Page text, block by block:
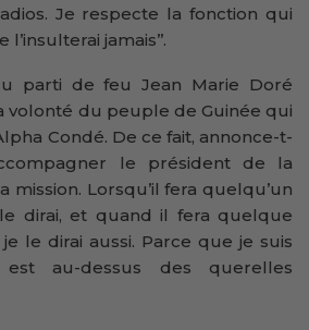
Je respecte la fonction qui
jamais’’.
parti de feu Jean Marie Doré
volonté du peuple de Guinée qui
Condé. De ce fait, annonce-t-
le président de la
mission. Lorsqu’il fera quelqu’un
dirai, et quand il fera quelque
le dirai aussi. Parce que je suis
au-dessus des querelles